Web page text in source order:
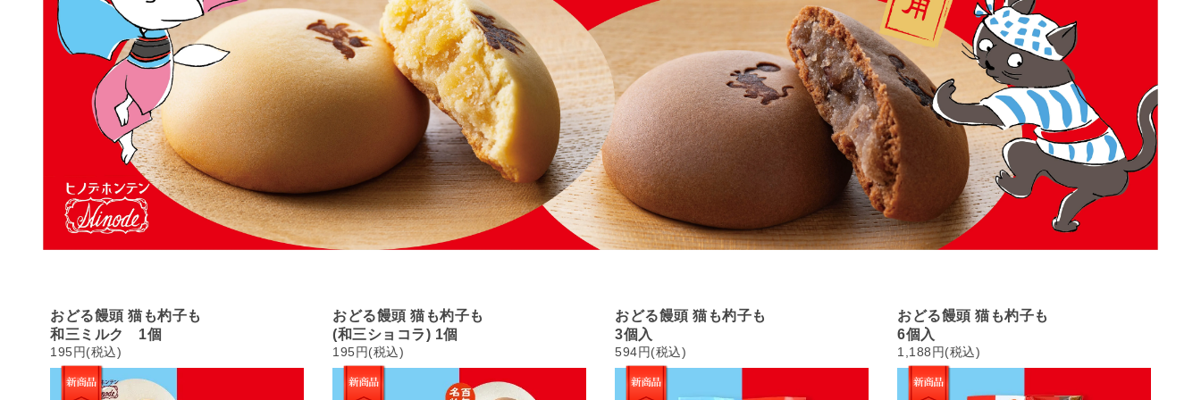
おどる饅頭 猫も杓子も
和三ミルク 1個
195円(税込)
おどる饅頭 猫も杓子も
(和三ショコラ) 1個
195円(税込)
おどる饅頭 猫も杓子も
3個入
594円(税込)
おどる饅頭 猫も杓子も
6個入
1,188円(税込)